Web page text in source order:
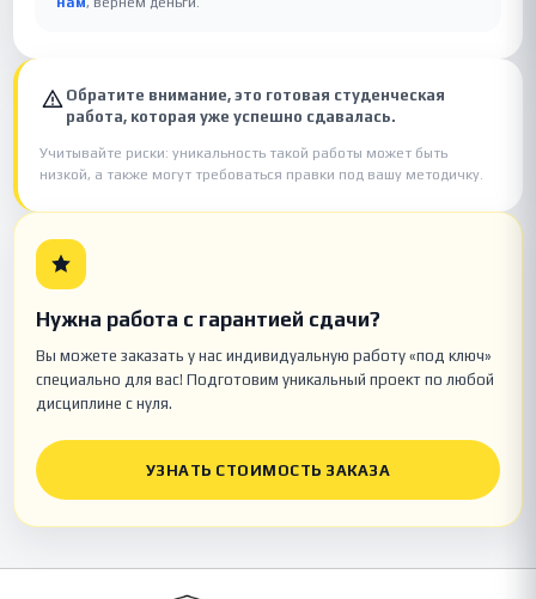
Обратите внимание, это готовая студенческая
работа, которая уже успешно сдавалась.
Учитывайте риски: уникальность такой работы может быть
низкой, а также могут требоваться правки под вашу методичку.
Нужна работа с гарантией сдачи?
Вы можете заказать у нас индивидуальную работу «под ключ»
специально для вас! Подготовим уникальный проект по любой
дисциплине с нуля.
УЗНАТЬ СТОИМОСТЬ ЗАКАЗА